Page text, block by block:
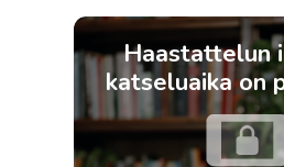
Haastattelun
katseluaika on